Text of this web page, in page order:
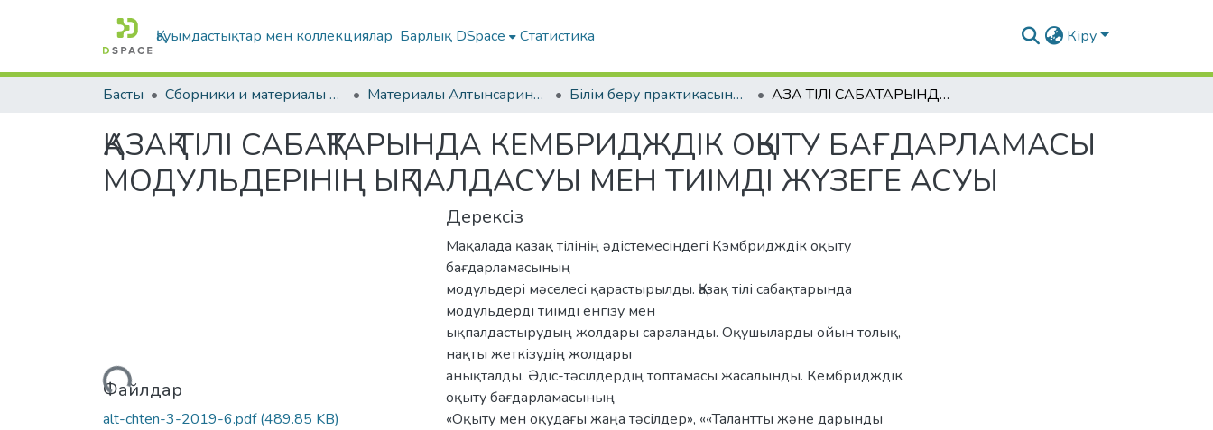
Қауымдастықтар мен коллекциялар Барлық DSpace Статистика Кіру
Басты Сборники и материалы конференций Материалы Алтынсаринских педагогических чтений Білім беру практикасының сапасын жоғарылатудың өзекті мәселелері | «Актуальные проблемы повышения качества образовательной практики». ҚАЗАҚ ТІЛІ САБАҚТАРЫНДА КЕМБРИДЖДІК ОҚЫТУ БАҒДАРЛАМАСЫ МОДУЛЬДЕРІНІҢ ЫҚПАЛДАСУЫ МЕН ТИІМДІ ЖҮЗЕГЕ АСУЫ
ҚАЗАҚ ТІЛІ САБАҚТАРЫНДА КЕМБРИДЖДІК ОҚЫТУ БАҒДАРЛАМАСЫ
МОДУЛЬДЕРІНІҢ ЫҚПАЛДАСУЫ МЕН ТИІМДІ ЖҮЗЕГЕ АСУЫ
Жүктеу...
Файлдар
alt-chten-3-2019-6.pdf(489.85 KB)
Дерексіз
Мақалада қазақ тілінің əдістемесіндегі Кэмбридждік оқыту
бағдарламасының
модульдері мəселесі қарастырылды. Қазақ тілі сабақтарында
модульдерді тиімді енгізу мен
ықпалдастырудың жолдары сараланды. Оқушыларды ойын толық,
нақты жеткізудің жолдары
анықталды. Əдіс-тəсілдердің топтамасы жасалынды. Кембридждік
оқыту бағдарламасының
«Оқыту мен оқудағы жаңа тəсілдер», ««Талантты жəне дарынды